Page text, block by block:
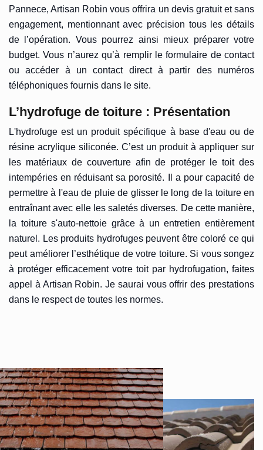
Pannece, Artisan Robin vous offrira un devis gratuit et sans
engagement, mentionnant avec précision tous les détails
de l’opération. Vous pourrez ainsi mieux préparer votre
budget. Vous n’aurez qu’à remplir le formulaire de contact
ou accéder à un contact direct à partir des numéros
téléphoniques fournis dans le site.
L’hydrofuge de toiture : Présentation
L'hydrofuge est un produit spécifique à base d'eau ou de
résine acrylique siliconée. C’est un produit à appliquer sur
les matériaux de couverture afin de protéger le toit des
intempéries en réduisant sa porosité. Il a pour capacité de
permettre à l'eau de pluie de glisser le long de la toiture en
entraînant avec elle les saletés diverses. De cette manière,
la toiture s'auto-nettoie grâce à un entretien entièrement
naturel. Les produits hydrofuges peuvent être coloré ce qui
peut améliorer l’esthétique de votre toiture. Si vous songez
à protéger efficacement votre toit par hydrofugation, faites
appel à Artisan Robin. Je saurai vous offrir des prestations
dans le respect de toutes les normes.